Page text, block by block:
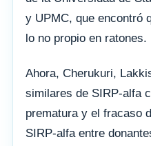
y UPMC, que encontró
lo no propio en ratones.
Ahora, Cherukuri,
similares de SIRP-alfa
prematura y el fracaso
SIRP-alfa entre